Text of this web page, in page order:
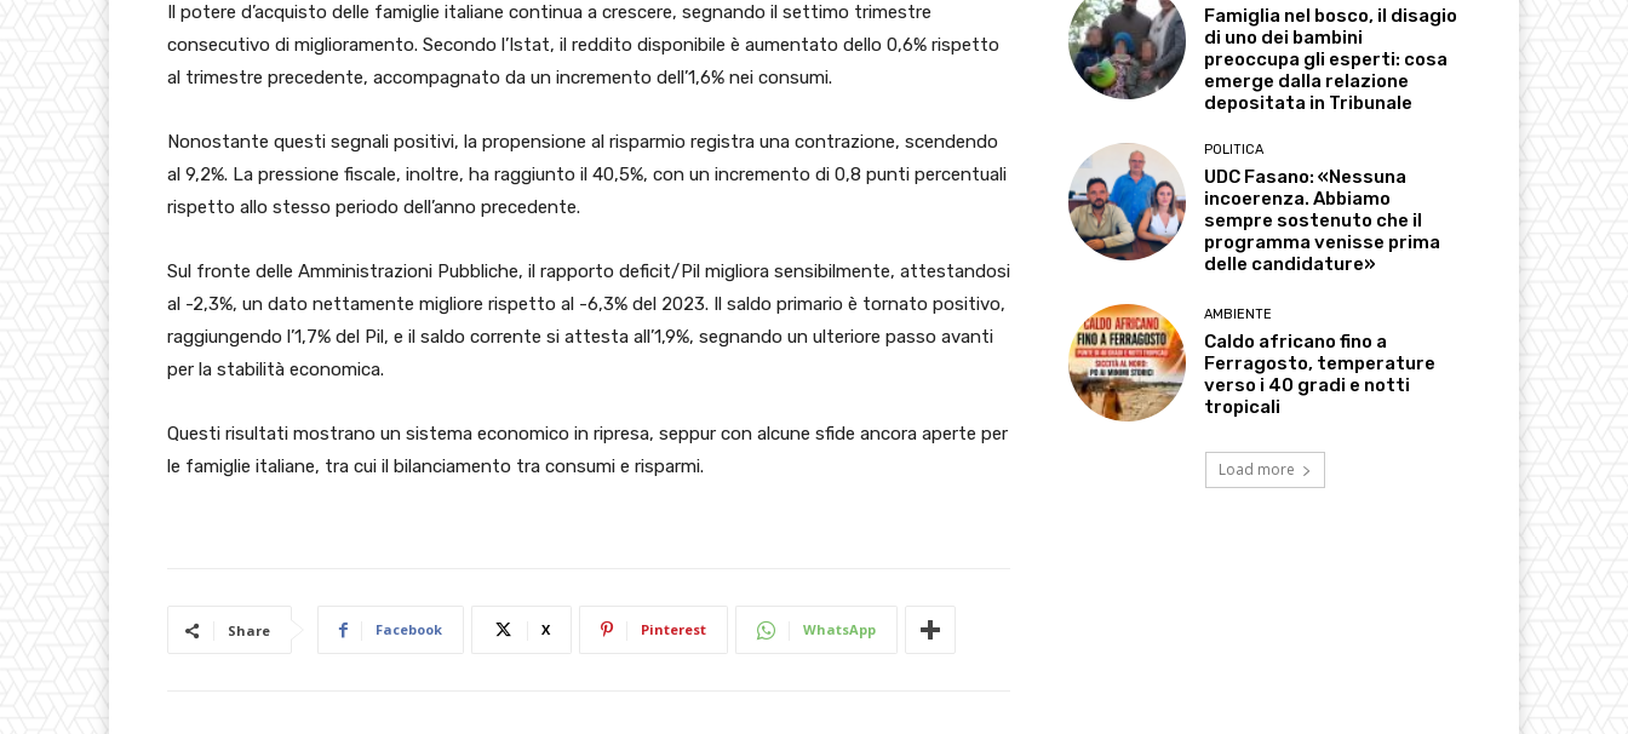
Il potere d’acquisto delle famiglie italiane continua a crescere, segnando il settimo trimestre
consecutivo di miglioramento. Secondo l’Istat, il reddito disponibile è aumentato dello 0,6% rispetto
al trimestre precedente, accompagnato da un incremento dell’1,6% nei consumi.
Nonostante questi segnali positivi, la propensione al risparmio registra una contrazione, scendendo
al 9,2%. La pressione fiscale, inoltre, ha raggiunto il 40,5%, con un incremento di 0,8 punti percentuali
rispetto allo stesso periodo dell’anno precedente.
Sul fronte delle Amministrazioni Pubbliche, il rapporto deficit/Pil migliora sensibilmente, attestandosi
al -2,3%, un dato nettamente migliore rispetto al -6,3% del 2023. Il saldo primario è tornato positivo,
raggiungendo l’1,7% del Pil, e il saldo corrente si attesta all’1,9%, segnando un ulteriore passo avanti
per la stabilità economica.
Questi risultati mostrano un sistema economico in ripresa, seppur con alcune sfide ancora aperte per
le famiglie italiane, tra cui il bilanciamento tra consumi e risparmi.
Share Facebook X Pinterest WhatsApp
Famiglia nel bosco, il disagio
di uno dei bambini
preoccupa gli esperti: cosa
emerge dalla relazione
depositata in Tribunale
POLITICA
UDC Fasano: «Nessuna
incoerenza. Abbiamo
sempre sostenuto che il
programma venisse prima
delle candidature»
AMBIENTE
Caldo africano fino a
Ferragosto, temperature
verso i 40 gradi e notti
tropicali
Load more